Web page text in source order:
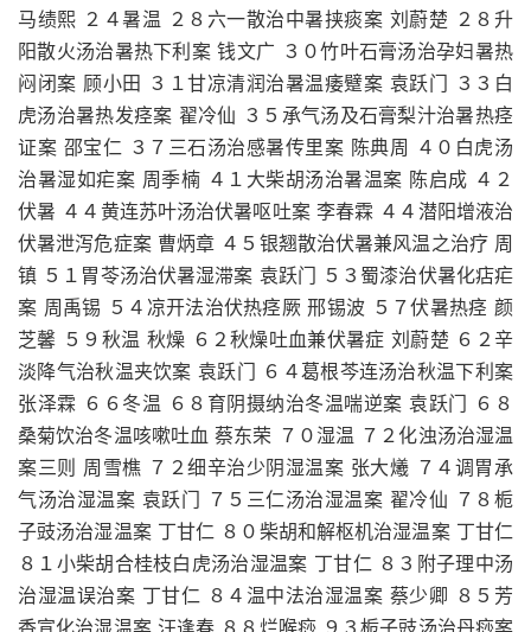
马绩熙 ２４暑温 ２８六一散治中暑挟痰案 刘蔚楚 ２８升
阳散火汤治暑热下利案 钱文广 ３０竹叶石膏汤治孕妇暑热
闷闭案 顾小田 ３１甘凉清润治暑温痿躄案 袁跃门 ３３白
虎汤治暑热发痉案 翟冷仙 ３５承气汤及石膏梨汁治暑热痉
证案 邵宝仁 ３７三石汤治感暑传里案 陈典周 ４０白虎汤
治暑湿如疟案 周季楠 ４１大柴胡汤治暑温案 陈启成 ４２
伏暑 ４４黄连苏叶汤治伏暑呕吐案 李春霖 ４４潜阳增液治
伏暑泄泻危症案 曹炳章 ４５银翘散治伏暑兼风温之治疗 周
镇 ５１胃苓汤治伏暑湿滞案 袁跃门 ５３蜀漆治伏暑化痁疟
案 周禹锡 ５４凉开法治伏热痉厥 邢锡波 ５７伏暑热痉 颜
芝馨 ５９秋温 秋燥 ６２秋燥吐血兼伏暑症 刘蔚楚 ６２辛
淡降气治秋温夹饮案 袁跃门 ６４葛根芩连汤治秋温下利案
张泽霖 ６６冬温 ６８育阴摄纳治冬温喘逆案 袁跃门 ６８
桑菊饮治冬温咳嗽吐血 蔡东荣 ７０湿温 ７２化浊汤治湿温
案三则 周雪樵 ７２细辛治少阴湿温案 张大爔 ７４调胃承
气汤治湿温案 袁跃门 ７５三仁汤治湿温案 翟冷仙 ７８栀
子豉汤治湿温案 丁甘仁 ８０柴胡和解枢机治湿温案 丁甘仁
８１小柴胡合桂枝白虎汤治湿温案 丁甘仁 ８３附子理中汤
治湿温误治案 丁甘仁 ８４温中法治湿温案 蔡少卿 ８５芳
香宣化治湿温案 汪逢春 ８８烂喉痧 ９３栀子豉汤治丹痧案